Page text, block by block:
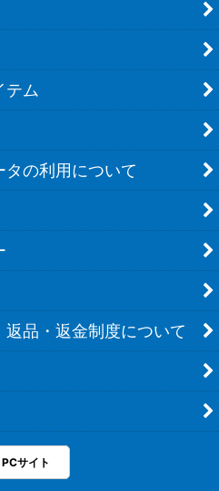
テム
の利用について
返品・返金制度について
PCサイト